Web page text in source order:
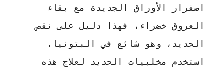
اصفرار الأوراق الجديدة مع بقاء
العروق خضراء، فهذا دليل على نقص
الحديد، وهو شائع في البتونيا.
استخدم مخلبيات الحديد لعلاج هذه